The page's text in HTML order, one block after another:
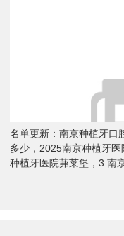
名单更新：南京种植牙口
多少，2025南京种植牙
种植牙医院茀莱堡，3.南